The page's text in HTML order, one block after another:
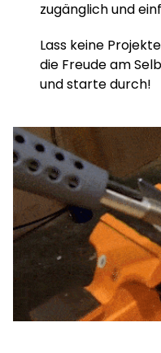
zugänglich und
Lass keine
die Freude am
und starte durch!